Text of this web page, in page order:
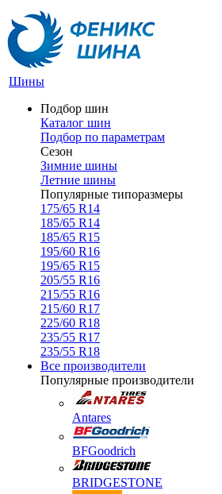
Шины
Подбор шин
Каталог шин
Подбор по параметрам
Сезон
Зимние шины
Летние шины
Популярные типоразмеры
175/65 R14
185/65 R14
185/65 R15
195/60 R16
195/65 R15
205/55 R16
215/55 R16
215/60 R17
225/60 R18
235/55 R17
235/55 R18
Все производители
Популярные производители
Antares
BFGoodrich
BRIDGESTONE